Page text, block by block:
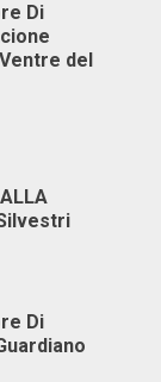
Di
del
Di